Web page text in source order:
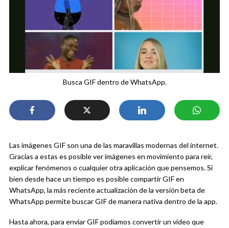
Busca GIF dentro de WhatsApp.
Las imágenes GIF son una de las maravillas modernas del internet.
Gracias a estas es posible ver imágenes en movimiento para reír,
explicar fenómenos o cualquier otra aplicación que pensemos. Si
bien desde hace un tiempo es posible compartir GIF en
WhatsApp, la más reciente actualización de la versión beta de
WhatsApp permite buscar GIF de manera nativa dentro de la app.
Hasta ahora, para enviar GIF podíamos convertir un video que